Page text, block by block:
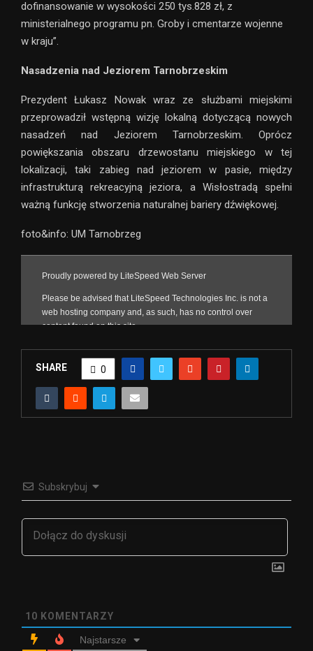
dofinansowanie w wysokości 250 tys.828 zł, z
ministerialnego programu pn. Groby i cmentarze wojenne
w kraju”.
Nasadzenia nad Jeziorem Tarnobrzeskim
Prezydent Łukasz Nowak wraz ze służbami miejskimi
przeprowadził wstępną wizję lokalną dotyczącą nowych
nasadzeń nad Jeziorem Tarnobrzeskim. Oprócz
powiększania obszaru drzewostanu miejskiego w tej
lokalizacji, taki zabieg nad jeziorem w pasie, między
infrastrukturą rekreacyjną jeziora, a Wisłostradą spełni
ważną funkcję stworzenia naturalnej bariery dźwiękowej.
foto&info: UM Tarnobrzeg
SHARE 0
Subskrybuj
10 KOMENTARZY
Najstarsze